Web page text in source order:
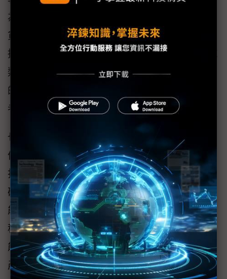
為例，就已經試著在由台灣運往夏威夷的食品
貨櫃當中，導入物流ILC技術，希望經由統計數
據分析得知因為長途運輸(主要是海運)對於餅乾
類食品的影響，並藉此確認商品保鮮期受影響
的程度，進而調整商品可銷售期限，確保消費
者安全。
也因為物流ILC技術可以確保商品安全，連博士
倫這類隱形眼鏡業者，為了確保商品品質，也
打算在物流體系當中導入物流ILC技術，除了能
確保商品不會因為運送不當造成損失之外，更
能透過運送追蹤的功能，確保商品銷售達到全
程監控的目的。由此可見，物流ILC技術，不僅
能應用在農產品運送上，只要是食品類或生醫
產品類，它都可以有相當完整的應用範圍！